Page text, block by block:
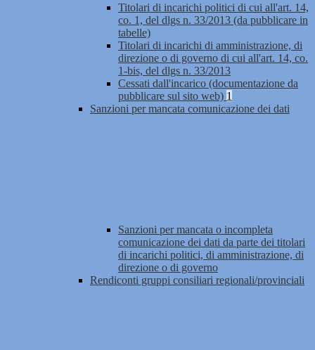
Titolari di incarichi politici di cui all'art. 14,
co. 1, del dlgs n. 33/2013 (da pubblicare in
tabelle)
Titolari di incarichi di amministrazione, di
direzione o di governo di cui all'art. 14, co.
1-bis, del dlgs n. 33/2013
Cessati dall'incarico (documentazione da
pubblicare sul sito web) 1
Sanzioni per mancata comunicazione dei dati
Sanzioni per mancata o incompleta
comunicazione dei dati da parte dei titolari
di incarichi politici, di amministrazione, di
direzione o di governo
Rendiconti gruppi consiliari regionali/provinciali